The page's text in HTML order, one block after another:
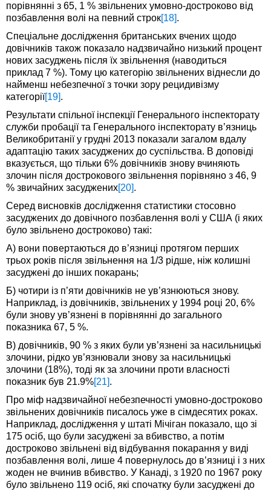
порівнянні з 65, 1 % звільнених умовно-достроково від
позбавлення волі на певний строк [18] .
Спеціальне дослідження британських вчених щодо
довічників також показало надзвичайно низький процент
нових засуджень після їх звільнення (наводиться
приклад 7 %). Тому цю категорію звільнених віднесли до
найменш небезпечної з точки зору рецидивізму
категорії[19] .
Результати спільної інспекції Генерального інспекторату
служби пробації та Генерального інспекторату в’язниць
Великобританії у грудні 2013 показали загалом вдалу
адаптацію таких засуджених до суспільства. В доповіді
вказується, що тільки 6% довічників знову вчиняють
злочин після дострокового звільнення порівняно з 46, 9
% звичайних засуджених [20] .
Серед висновків дослідження статистики стосовно
засуджених до довічного позбавлення волі у США (і яких
було звільнено достроково) такі:
А) вони повертаються до в’язниці протягом перших
трьох років після звільнення на 1/3 рідше, ніж колишні
засуджені до інших покарань;
Б) чотири із п’яти довічників не ув’язнюються знову.
Наприклад, із довічників, звільнених у 1994 році 20, 6%
були знову ув’язнені в порівнянні до загального
показника 67, 5 %.
В) довічників, 90 % з яких були ув’язнені за насильницькі
злочини, рідко ув’язнювали знову за насильницькі
злочини (18%), тоді як за злочини проти власності
показник був 21.9% [21] .
Про міф надзвичайної небезпечності умовно-достроково
звільнених довічників писалось уже в сімдесятих роках.
Наприклад, дослідження у штаті Мічіган показало, що зі
175 осіб, що були засуджені за вбивство, а потім
достроково звільнені від відбування покарання у виді
позбавлення волі, лише 4 повернулось до в’язниці і з них
жоден не вчинив вбивство. У Канаді, з 1920 по 1967 року
було звільнено 119 осіб, які спочатку були засуджені до